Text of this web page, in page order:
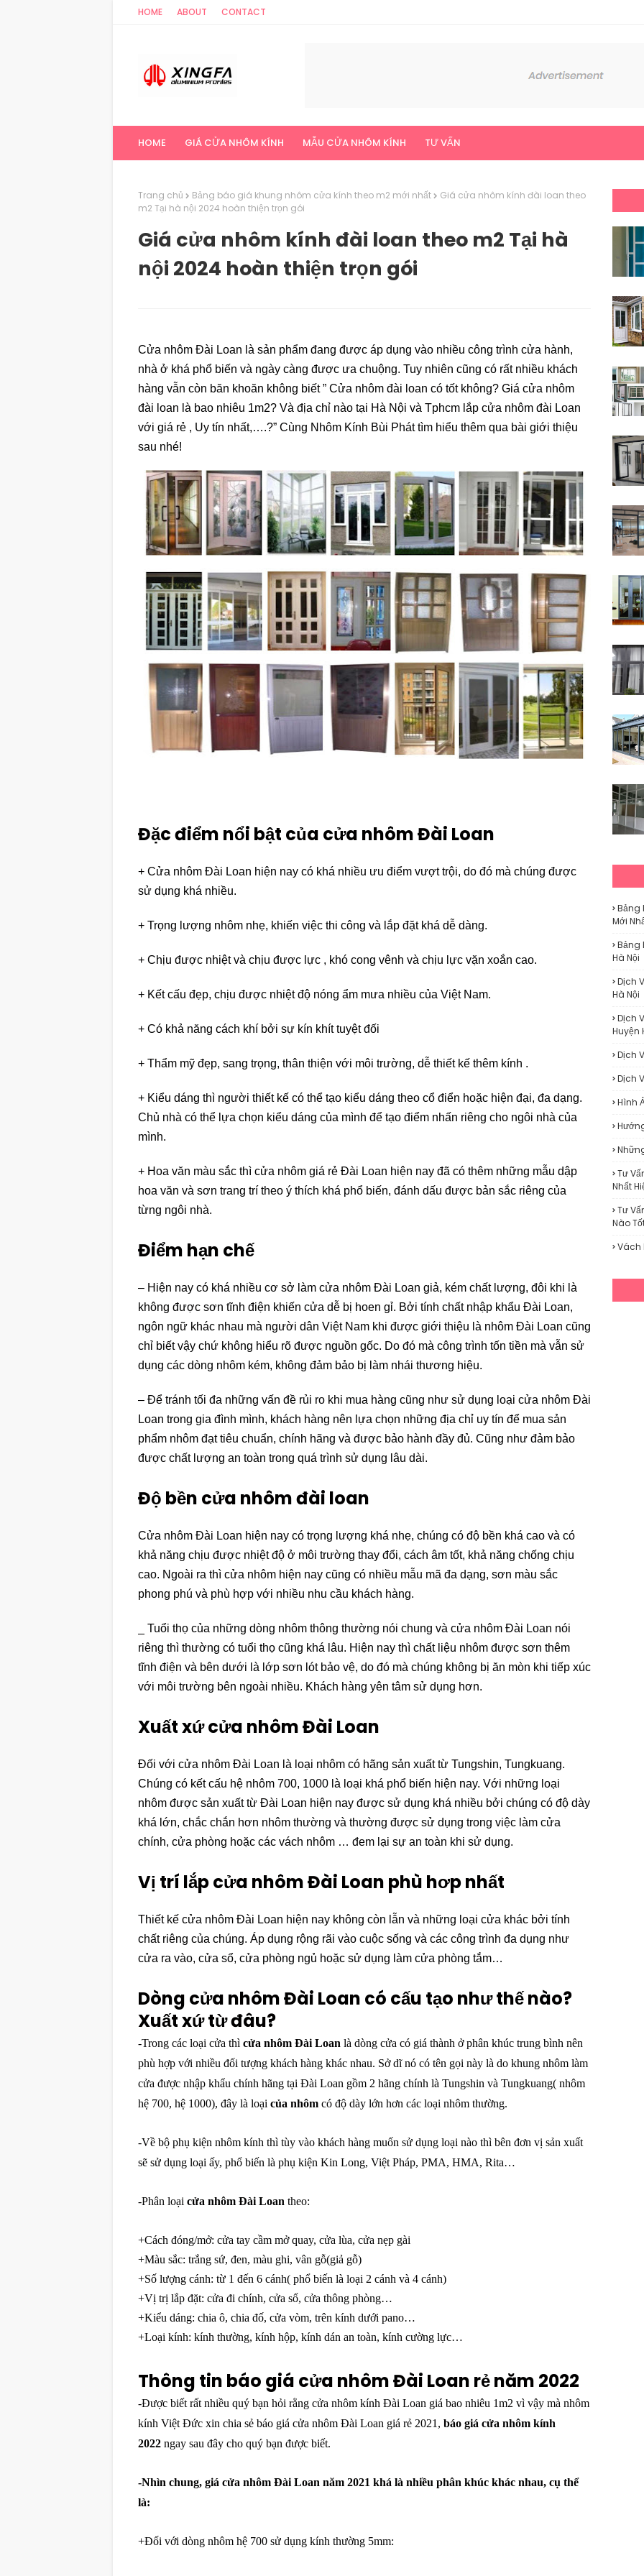
HOME ABOUT CONTACT
HOME GIÁ CỬA NHÔM KÍNH MẪU CỬA NHÔM KÍNH TƯ VẤN
Trang chủ Bảng báo giá khung nhôm cửa kính theo m2 mới nhất
Giá cửa nhôm kính đài loan theo
m2 Tại hà nội 2024 hoàn thiện trọn gói
Giá cửa nhôm kính đài loan theo m2 Tại hà
nội 2024 hoàn thiện trọn gói
Cửa nhôm Đài Loan là sản phẩm đang được áp dụng vào nhiều công trình cửa hành,
nhà ở khá phổ biến và ngày càng được ưa chuộng. Tuy nhiên cũng có rất nhiều khách
hàng vẫn còn băn khoăn không biết ” Cửa nhôm đài loan có tốt không? Giá cửa nhôm
đài loan là bao nhiêu 1m2? Và địa chỉ nào tại Hà Nội và Tphcm lắp cửa nhôm đài Loan
với giá rẻ , Uy tín nhất,….?” Cùng Nhôm Kính Bùi Phát tìm hiểu thêm qua bài giới thiệu
sau nhé!
Đặc điểm nổi bật của cửa nhôm Đài Loan
+ Cửa nhôm Đài Loan hiện nay có khá nhiều ưu điểm vượt trội, do đó mà chúng được
sử dụng khá nhiều.
+ Trọng lượng nhôm nhẹ, khiến việc thi công và lắp đặt khá dễ dàng.
+ Chịu được nhiệt và chịu được lực , khó cong vênh và chịu lực vặn xoắn cao.
+ Kết cấu đẹp, chịu được nhiệt độ nóng ẩm mưa nhiều của Việt Nam.
+ Có khả năng cách khí bởi sự kín khít tuyệt đối
+ Thẩm mỹ đẹp, sang trọng, thân thiện với môi trường, dễ thiết kế thêm kính .
+ Kiểu dáng thì người thiết kế có thể tạo kiểu dáng theo cổ điển hoặc hiện đại, đa dạng.
Chủ nhà có thể lựa chọn kiểu dáng của mình để tạo điểm nhấn riêng cho ngôi nhà của
mình.
+ Hoa văn màu sắc thì cửa nhôm giá rẻ Đài Loan hiện nay đã có thêm những mẫu dập
hoa văn và sơn trang trí theo ý thích khá phổ biến, đánh dấu được bản sắc riêng của
từng ngôi nhà.
Điểm hạn chế
– Hiện nay có khá nhiều cơ sở làm cửa nhôm Đài Loan giả, kém chất lượng, đôi khi là
không được sơn tĩnh điện khiến cửa dễ bị hoen gỉ. Bởi tính chất nhập khẩu Đài Loan,
ngôn ngữ khác nhau mà người dân Việt Nam khi được giới thiệu là nhôm Đài Loan cũng
chỉ biết vậy chứ không hiểu rõ được nguồn gốc. Do đó mà công trình tốn tiền mà vẫn sử
dụng các dòng nhôm kém, không đảm bảo bị làm nhái thương hiệu.
– Để tránh tối đa những vấn đề rủi ro khi mua hàng cũng như sử dụng loại cửa nhôm Đài
Loan trong gia đình mình, khách hàng nên lựa chọn những địa chỉ uy tín để mua sản
phẩm nhôm đạt tiêu chuẩn, chính hãng và được bảo hành đầy đủ. Cũng như đảm bảo
được chất lượng an toàn trong quá trình sử dụng lâu dài.
Độ bền cửa nhôm đài loan
Cửa nhôm Đài Loan hiện nay có trọng lượng khá nhẹ, chúng có độ bền khá cao và có
khả năng chịu được nhiệt độ ở môi trường thay đổi, cách âm tốt, khả năng chống chịu
cao. Ngoài ra thì cửa nhôm hiện nay cũng có nhiều mẫu mã đa dạng, sơn màu sắc
phong phú và phù hợp với nhiều nhu cầu khách hàng.
_ Tuổi thọ của những dòng nhôm thông thường nói chung và cửa nhôm Đài Loan nói
riêng thì thường có tuổi thọ cũng khá lâu. Hiện nay thì chất liệu nhôm được sơn thêm
tĩnh điện và bên dưới là lớp sơn lót bảo vệ, do đó mà chúng không bị ăn mòn khi tiếp xúc
với môi trường bên ngoài nhiều. Khách hàng yên tâm sử dụng hơn.
Xuất xứ cửa nhôm Đài Loan
Đối với cửa nhôm Đài Loan là loại nhôm có hãng sản xuất từ Tungshin, Tungkuang.
Chúng có kết cấu hệ nhôm 700, 1000 là loại khá phổ biến hiện nay. Với những loại
nhôm được sản xuất từ Đài Loan hiện nay được sử dụng khá nhiều bởi chúng có độ dày
khá lớn, chắc chắn hơn nhôm thường và thường được sử dụng trong việc làm cửa
chính, cửa phòng hoặc các vách nhôm … đem lại sự an toàn khi sử dụng.
Vị trí lắp cửa nhôm Đài Loan phù hơp nhất
Thiết kế cửa nhôm Đài Loan hiện nay không còn lẫn và những loại cửa khác bởi tính
chất riêng của chúng. Áp dụng rộng rãi vào cuộc sống và các công trình đa dụng như
cửa ra vào, cửa sổ, cửa phòng ngủ hoặc sử dụng làm cửa phòng tắm…
Dòng cửa nhôm Đài Loan có cấu tạo như thế nào?
Xuất xứ từ đâu?
-Trong các loại cửa thì cửa nhôm Đài Loan là dòng cửa có giá thành ở phân khúc trung bình nên
phù hợp với nhiều đối tượng khách hàng khác nhau. Sở dĩ nó có tên gọi này là do khung nhôm làm
cửa được nhập khẩu chính hãng tại Đài Loan gồm 2 hãng chính là Tungshin và Tungkuang( nhôm
hệ 700, hệ 1000), đây là loại của nhôm có độ dày lớn hơn các loại nhôm thường.
-Về bộ phụ kiện nhôm kính thì tùy vào khách hàng muốn sử dụng loại nào thì bên đơn vị sản xuất
sẽ sử dụng loại ấy, phổ biến là phụ kiện Kin Long, Việt Pháp, PMA, HMA, Rita…
-Phân loại cửa nhôm Đài Loan theo:
+Cách đóng/mở: cửa tay cầm mở quay, cửa lùa, cửa nẹp gài
+Màu sắc: trắng sứ, đen, màu ghi, vân gỗ(giả gỗ)
+Số lượng cánh: từ 1 đến 6 cánh( phổ biến là loại 2 cánh và 4 cánh)
+Vị trị lắp đặt: cửa đi chính, cửa sổ, cửa thông phòng…
+Kiểu dáng: chia ô, chia đố, cửa vòm, trên kính dưới pano…
+Loại kính: kính thường, kính hộp, kính dán an toàn, kính cường lực…
Thông tin báo giá cửa nhôm Đài Loan rẻ năm 2022
-Được biết rất nhiều quý bạn hỏi rằng cửa nhôm kính Đài Loan giá bao nhiêu 1m2 vì vậy mà nhôm
kính Việt Đức xin chia sẻ báo giá cửa nhôm Đài Loan giá rẻ 2021, báo giá cửa nhôm kính
2022 ngay sau đây cho quý bạn được biết.
-Nhìn chung, giá cửa nhôm Đài Loan năm 2021 khá là nhiều phân khúc khác nhau, cụ thể
là:
+Đối với dòng nhôm hệ 700 sử dụng kính thường 5mm:
Bảng
Mới
Bảng
Hà Nội
Dịch
Hà Nội
Dịch
Huyện
Dịch
Dịch
Hình
Tư
Nhất
Tư
Nào
Vách